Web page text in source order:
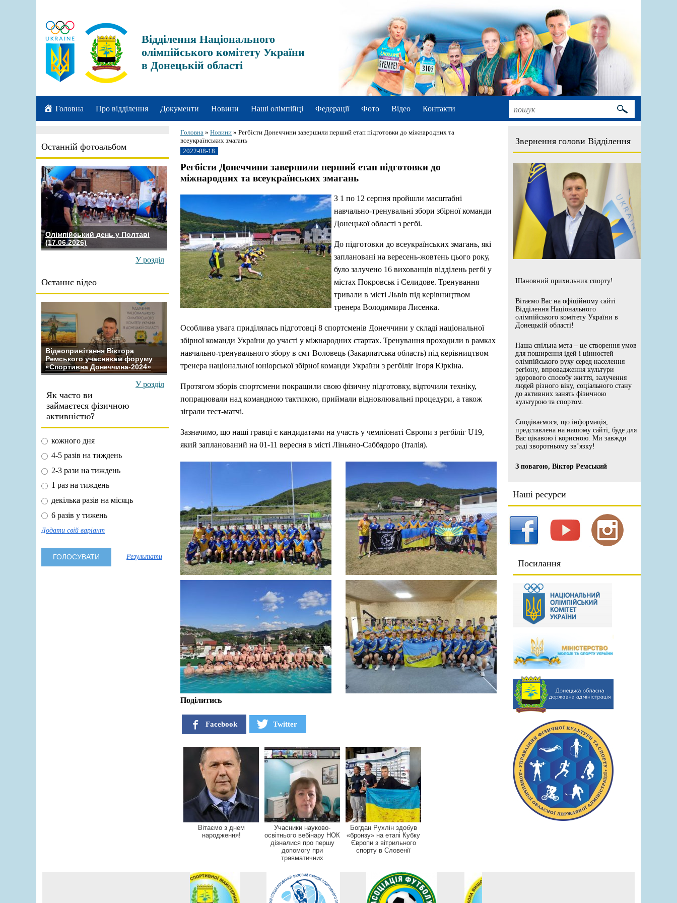
Відділення Національного
олімпійського комітету України
в Донецькій області
Головна Про відділення Документи Новини Наші олімпійці Федерації Фото Відео Контакти
Останній фотоальбом
Олімпійський день у Полтаві
(17.06.2026)
У розділ
Останнє відео
Відеопривітання Віктора
Ремського учасникам форуму
«Спортивна Донеччина-2024»
У розділ
Як часто ви
займаєтеся фізичною
активністю?
кожного дня
4-5 разів на тиждень
2-3 рази на тиждень
1 раз на тиждень
декілька разів на місяць
6 разів у тижень
Додати свій варіант
Результати
Звернення голови Відділення
Шановний прихильник спорту!
Вітаємо Вас на офіційному сайті
Відділення Національного
олімпійського комітету України в
Донецькій області!
Наша спільна мета – це створення умов
для поширення ідей і цінностей
олімпійського руху серед населення
регіону, впровадження культури
здорового способу життя, залучення
людей різного віку, соціального стану
до активних занять фізичною
культурою та спортом.
Сподіваємося, що інформація,
представлена на нашому сайті, буде для
Вас цікавою і корисною. Ми завжди
раді зворотньому зв’язку!
З повагою, Віктор Ремський
Наші ресурси
Посилання
Головна » Новини » Регбісти Донеччини завершили перший етап підготовки до міжнародних та
всеукраїнських змагань
2022-08-18
Регбісти Донеччини завершили перший етап підготовки до
міжнародних та всеукраїнських змагань
З 1 по 12 серпня пройшли масштабні
навчально-тренувальні збори збірної команди
Донецької області з регбі.
До підготовки до всеукраїнських змагань, які
заплановані на вересень-жовтень цього року,
було залучено 16 вихованців відділень регбі у
містах Покровськ і Селидове. Тренування
тривали в місті Львів під керівництвом
тренера Володимира Лисенка.
Особлива увага приділялась підготовці 8 спортсменів Донеччини у складі національної
збірної команди України до участі у міжнародних стартах. Тренування проходили в рамках
навчально-тренувального збору в смт Воловець (Закарпатська область) під керівництвом
тренера національної юніорської збірної команди України з регбіліг Ігоря Юркіна.
Протягом зборів спортсмени покращили свою фізичну підготовку, відточили техніку,
попрацювали над командною тактикою, приймали відновлювальні процедури, а також
зіграли тест-матчі.
Зазначимо, що наші гравці є кандидатами на участь у чемпіонаті Європи з регбіліг U19,
який запланований на 01-11 вересня в місті Ліньяно-Саббядоро (Італія).
Поділитись
Facebook Twitter
Вітаємо з днем
народження!
Учасники науково-
освітнього вебінару НОК
дізналися про першу
допомогу при
травматичних
Богдан Рухлін здобув
«бронзу» на етапі Кубку
Європи з вітрильного
спорту в Словенії